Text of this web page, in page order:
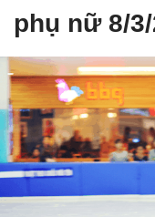
phụ nữ 8/